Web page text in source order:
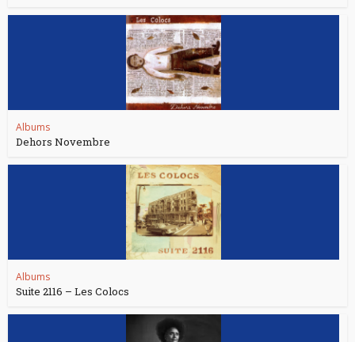
Albums
Dehors Novembre
Albums
Suite 2116 – Les Colocs